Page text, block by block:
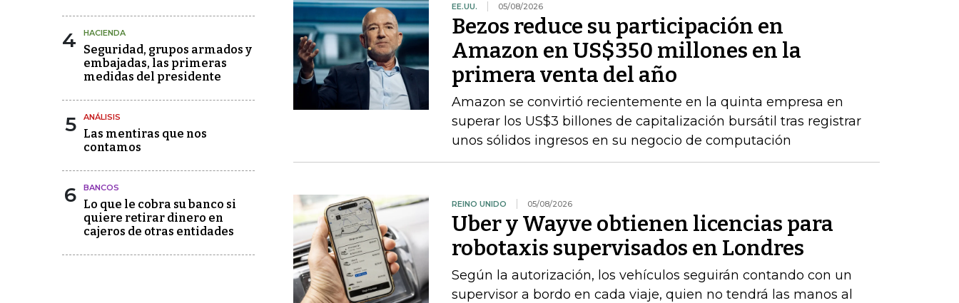
4 HACIENDA
Seguridad, grupos armados y
embajadas, las primeras
medidas del presidente
5 ANÁLISIS
Las mentiras que nos
contamos
6 BANCOS
Lo que le cobra su banco si
quiere retirar dinero en
cajeros de otras entidades
EE.UU. 05/08/2026
Bezos reduce su participación en
Amazon en US$350 millones en la
primera venta del año
Amazon se convirtió recientemente en la quinta empresa en
superar los US$3 billones de capitalización bursátil tras registrar
unos sólidos ingresos en su negocio de computación
REINO UNIDO 05/08/2026
Uber y Wayve obtienen licencias para
robotaxis supervisados ​​en Londres
Según la autorización, los vehículos seguirán contando con un
supervisor a bordo en cada viaje, quien no tendrá las manos al